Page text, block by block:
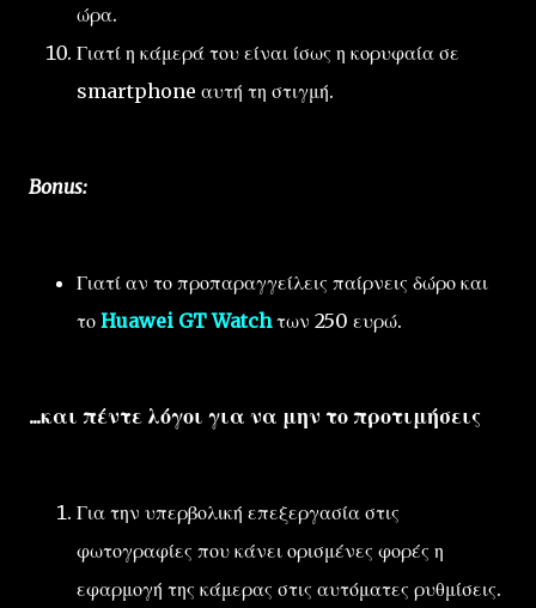
ώρα.
Γιατί η κάμερά του είναι ίσως η κορυφαία σε
smartphone αυτή τη στιγμή.
Bonus:
Γιατί αν το προπαραγγείλεις παίρνεις δώρο και
το Huawei GT Watchτων 250 ευρώ.
...και πέντε λόγοι για να μην το προτιμήσεις
Για την υπερβολική επεξεργασία στις
φωτογραφίες που κάνει ορισμένες φορές η
εφαρμογή της κάμερας στις αυτόματες ρυθμίσεις.